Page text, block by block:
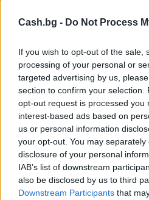
Cash.bg - Do Not Process
If you wish to opt-out of the sale,
processing of your personal or
targeted advertising by us,
section to confirm your selection.
opt-out request is processed you
interest-based ads based on
us or personal information
your opt-out. You may
disclosure of your personal
IAB’s list of downstream
also be disclosed by us to third
Downstream Participants that
Изкуствен
създаде нови